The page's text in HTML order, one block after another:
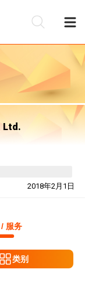
Ltd.
2018年2月1日
服务
类别